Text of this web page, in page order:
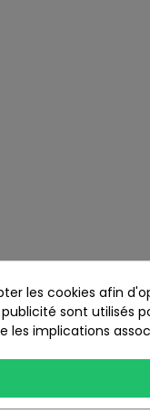
les cookies afin
sont utilisés
les implications